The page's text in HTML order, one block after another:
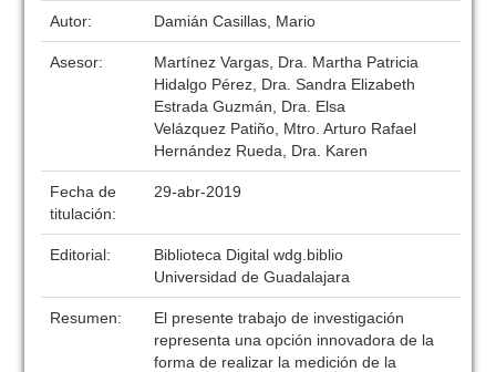
Autor: Damián Casillas, Mario
Asesor:
Martínez Vargas, Dra. Martha Patricia
Hidalgo Pérez, Dra. Sandra Elizabeth
Estrada Guzmán, Dra. Elsa
Velázquez Patiño, Mtro. Arturo Rafael
Hernández Rueda, Dra. Karen
Fecha de
titulación:
29-abr-2019
Editorial:
Biblioteca Digital wdg.biblio
Universidad de Guadalajara
Resumen:
El presente trabajo de investigación
representa una opción innovadora de la
forma de realizar la medición de la